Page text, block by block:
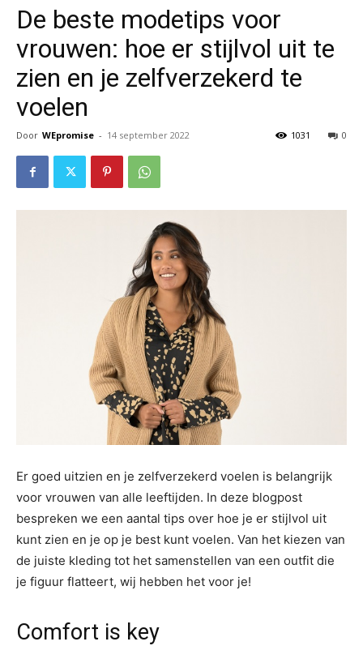
De beste modetips voor
vrouwen: hoe er stijlvol uit te
zien en je zelfverzekerd te
voelen
Door WEpromise - 14 september 2022 0
1031
Er goed uitzien en je zelfverzekerd voelen is belangrijk
voor vrouwen van alle leeftijden. In deze blogpost
bespreken we een aantal tips over hoe je er stijlvol uit
kunt zien en je op je best kunt voelen. Van het kiezen van
de juiste kleding tot het samenstellen van een outfit die
je figuur flatteert, wij hebben het voor je!
Comfort is key